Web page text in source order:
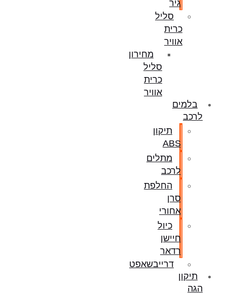
גיר
סליל
כרית
אוויר
מחירון
סליל
כרית
אוויר
בלמים
לרכב
תיקון
ABS
מתלים
לרכב
החלפת
סרן
אחורי
כיול
חיישן
רדאר
דרייבשאפט
תיקון
הגה